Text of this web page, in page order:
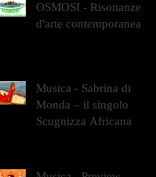
OSMOSI - Risonanze
d'arte contemporanea
Musica - Sabrina di
Monda – il singolo
Scugnizza Africana